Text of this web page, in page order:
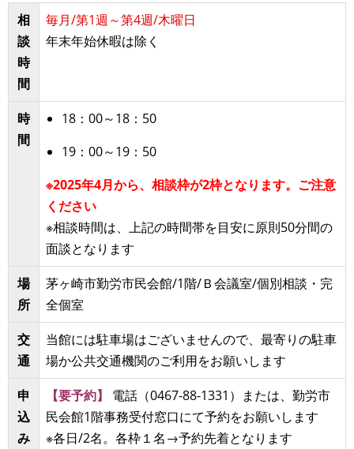
相
談
時
間
毎月/第1週～第4週/木曜日
年末年始休暇は除く
時
間
18：00～18：50
19：00～19：50
※2025年4月から、相談枠が2枠となります。ご注意
ください
※相談時間は、上記の時間帯を目安に原則50分間の
面談となります
場
所
茅ヶ崎市勤労市民会館/1階/Ｂ会議室/個別相談・完
全個室
交
通
当館には駐車場はございませんので、最寄りの駐車
場か公共交通機関のご利用をお願いします
申
込
み
【要予約】
電話（0467-88-1331）または、勤労市
民会館1階事務受付窓口にて予約をお願いします
※各日/2名。各枠１名→予約先着となります